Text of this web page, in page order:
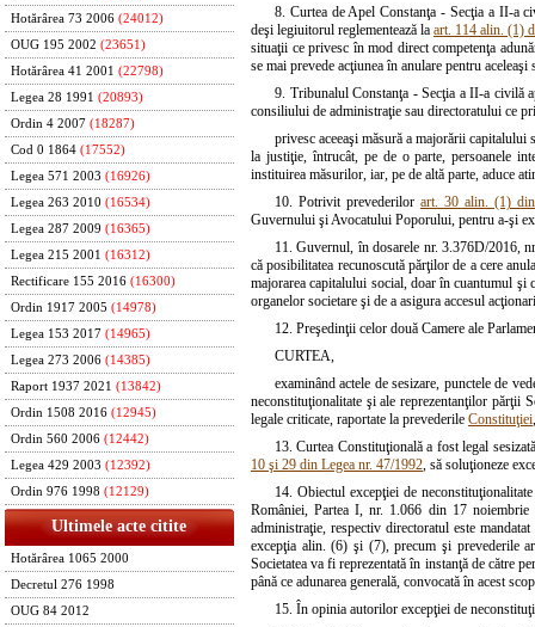
Hotărârea 73 2006 (24012)
OUG 195 2002 (23651)
Hotărârea 41 2001 (22798)
Legea 28 1991 (20893)
Ordin 4 2007 (18287)
Cod 0 1864 (17552)
Legea 571 2003 (16926)
Legea 263 2010 (16534)
Legea 287 2009 (16365)
Legea 215 2001 (16312)
Rectificare 155 2016 (16300)
Ordin 1917 2005 (14978)
Legea 153 2017 (14965)
Legea 273 2006 (14385)
Raport 1937 2021 (13842)
Ordin 1508 2016 (12945)
Ordin 560 2006 (12442)
Legea 429 2003 (12392)
Ordin 976 1998 (12129)
Ultimele acte citite
Hotărârea 1065 2000
Decretul 276 1998
OUG 84 2012
8. Curtea de Apel Constanţa - Secţia a II-a
deşi legiuitorul reglementează la art. 114 alin. (1)
situaţii ce privesc în mod direct competenţa
se mai prevede acţiunea în anulare pentru
9. Tribunalul Constanţa - Secţia a II-a civilă
consiliului de administraţie sau directoratului ce
privesc aceeaşi măsură a majorării
la justiţie, întrucât, pe de o parte, persoanele
instituirea măsurilor, iar, pe de altă parte, aduce
10. Potrivit prevederilor art. 30 alin. (1)
Guvernului şi Avocatului Poporului, pentru a-şi
11. Guvernul, în dosarele nr. 3.376D/2016,
că posibilitatea recunoscută părţilor de a cere
majorarea capitalului social, doar în cuantumul şi
organelor societare şi de a asigura accesul
12. Preşedinţii celor două Camere ale
CURTEA,
examinând actele de sesizare, punctele de
neconstituţionalitate şi ale reprezentanţilor părţii
legale criticate, raportate la prevederile Constituţiei
13. Curtea Constituţională a fost legal
10 şi 29 din Legea nr. 47/1992, să soluţioneze
14. Obiectul excepţiei de
României, Partea I, nr. 1.066 din 17
administraţie, respectiv directoratul este
excepţia alin. (6) şi (7), precum şi prevederile
Societatea va fi reprezentată în instanţă de către
până ce adunarea generală, convocată în acest
15. În opinia autorilor excepţiei de